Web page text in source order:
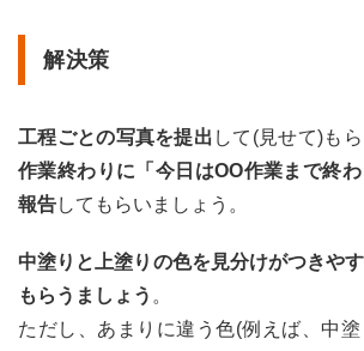
解決策
工程ごとの写真を提出 して(見せて)も
作業終わりに「今日はOO作業まで終
報告してもらいましょう。
中塗りと上塗りの色を見分けがつきや
もらうましょう 。
ただし、あまりに違う色(例えば、中